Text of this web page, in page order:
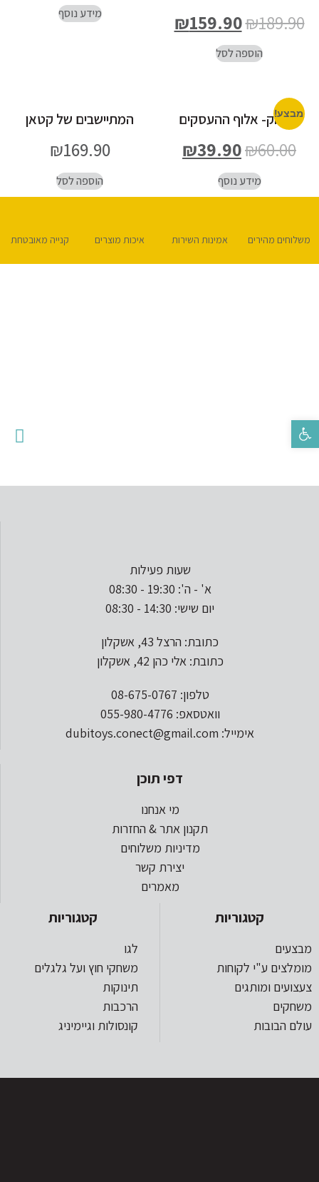
פתח סרגל נגישות
₪189.90
₪159.90
הוספה לסל
מידע נוסף
מבצע!
משחק- אלוף ההעסקים
₪60.00
₪39.90
מידע נוסף
המתיישבים של קטאן
₪169.90
הוספה לסל
משלוחים מהירים אמינות השירות איכות מוצרים קנייה מאובטחת
שעות פעילות
א' - ה': 19:30 - 08:30
יום שישי: 14:30 - 08:30
כתובת: הרצל 43, אשקלון
כתובת: אלי כהן 42, אשקלון
טלפון: 08-675-0767
וואטסאפ: 055-980-4776
אימייל: dubitoys.conect@gmail.com
דפי תוכן
מי אנחנו
תקנון אתר & החזרות
מדיניות משלוחים
יצירת קשר
מאמרים
קטגוריות
מבצעים
מומלצים ע"י לקוחות
צעצועים ומותגים
משחקים
עולם הבובות
קטגוריות
לגו
משחקי חוץ ועל גלגלים
תינוקות
הרכבות
קונסולות וגיימיניג